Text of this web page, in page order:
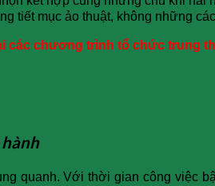
tiết mục ảo thuật, không những
các chương trình tổ chức trung
hành
quanh. Với thời gian công việc